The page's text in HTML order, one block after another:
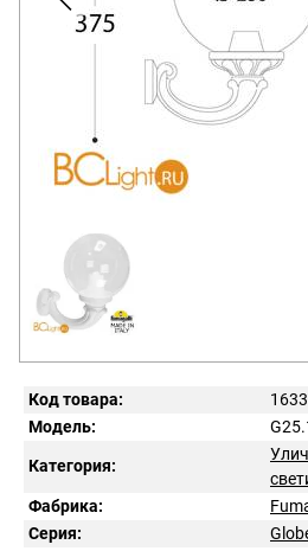
Код товара:
Модель:
Категория:
Фабрика:
Серия: